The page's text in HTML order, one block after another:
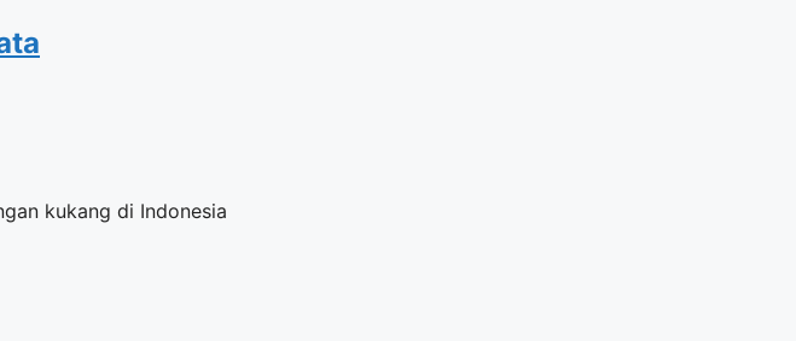
kukang di Indonesia